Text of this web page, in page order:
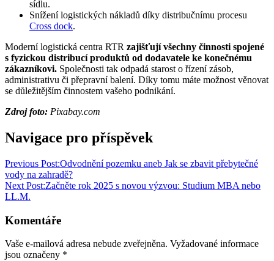
sídlu.
Snížení logistických nákladů díky distribučnímu procesu
Cross dock.
Moderní logistická centra RTR zajišťují všechny činnosti spojené
s fyzickou distribucí produktů od dodavatele ke konečnému
zákazníkovi. Společnosti tak odpadá starost o řízení zásob,
administrativu či přepravní balení. Díky tomu máte možnost věnovat
se důležitějším činnostem vašeho podnikání.
Zdroj foto: Pixabay.com
Navigace pro příspěvek
Previous Post:Odvodnění pozemku aneb Jak se zbavit přebytečné
vody na zahradě?
Next Post:Začněte rok 2025 s novou výzvou: Studium MBA nebo
LL.M.
Komentáře
Vaše e-mailová adresa nebude zveřejněna. Vyžadované informace
jsou označeny *